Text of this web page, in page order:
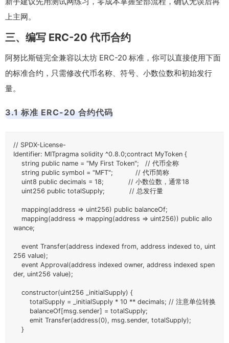
上主网。
三、编写 ERC-20 代币合约
阿努比斯链完全兼容以太坊 ERC-20 标准，你可以直接使用下面
的标准合约，只需修改代币名称、符号、小数位数和初始发行
量。
3.1 标准 ERC-20 合约代码
// SPDX-License-
Identifier: MITpragma solidity ^0.8.0;contract MyToken {
string public name = "My First Token";   // 代币全称
string public symbol = "MFT";           // 代币简称
uint8 public decimals = 18;            // 小数位数，通常18
uint256 public totalSupply;            // 总发行量
mapping(address => uint256) public balanceOf;
mapping(address => mapping(address => uint256)) public allo
wance;
event Transfer(address indexed from, address indexed to, uint
256 value);
event Approval(address indexed owner, address indexed spen
der, uint256 value);
constructor(uint256 _initialSupply) {
totalSupply = _initialSupply * 10 ** decimals; // 注意单位转换
balanceOf[msg.sender] = totalSupply;
emit Transfer(address(0), msg.sender, totalSupply);
}